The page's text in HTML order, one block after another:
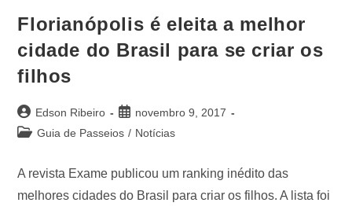
Florianópolis é eleita a melhor
cidade do Brasil para se criar os
filhos
Edson Ribeiro
novembro 9, 2017
Guia de Passeios / Notícias
A revista Exame publicou um ranking inédito das
melhores cidades do Brasil para criar os filhos. A lista foi